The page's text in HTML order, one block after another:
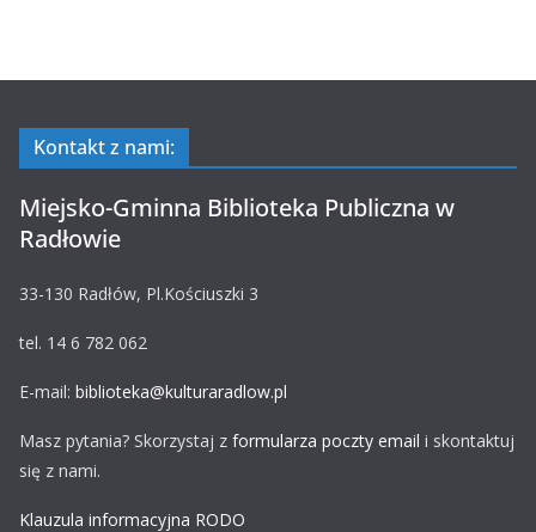
Kontakt z nami:
Miejsko-Gminna Biblioteka Publiczna w
Radłowie
33-130 Radłów, Pl.Kościuszki 3
tel. 14 6 782 062
E-mail: biblioteka@kulturaradlow.pl
Masz pytania? Skorzystaj z formularza poczty email i skontaktuj
się z nami.
Klauzula informacyjna RODO